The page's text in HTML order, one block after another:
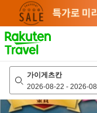
page
가이게츠칸
2026-08-22 - 2026-